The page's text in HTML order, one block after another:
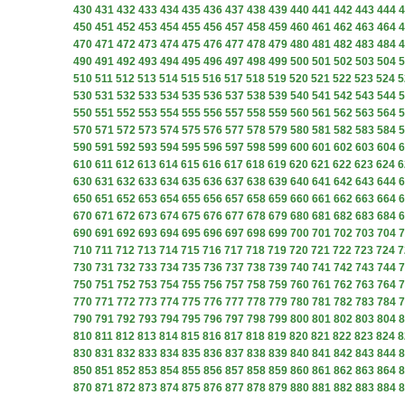
430 431 432 433 434 435 436 437 438 439 440 441 442 443 444
450 451 452 453 454 455 456 457 458 459 460 461 462 463 464
470 471 472 473 474 475 476 477 478 479 480 481 482 483 484
490 491 492 493 494 495 496 497 498 499 500 501 502 503 504
510 511 512 513 514 515 516 517 518 519 520 521 522 523 524
530 531 532 533 534 535 536 537 538 539 540 541 542 543 544
550 551 552 553 554 555 556 557 558 559 560 561 562 563 564
570 571 572 573 574 575 576 577 578 579 580 581 582 583 584
590 591 592 593 594 595 596 597 598 599 600 601 602 603 604
610 611 612 613 614 615 616 617 618 619 620 621 622 623 624
630 631 632 633 634 635 636 637 638 639 640 641 642 643 644
650 651 652 653 654 655 656 657 658 659 660 661 662 663 664
670 671 672 673 674 675 676 677 678 679 680 681 682 683 684
690 691 692 693 694 695 696 697 698 699 700 701 702 703 704
710 711 712 713 714 715 716 717 718 719 720 721 722 723 724
730 731 732 733 734 735 736 737 738 739 740 741 742 743 744
750 751 752 753 754 755 756 757 758 759 760 761 762 763 764
770 771 772 773 774 775 776 777 778 779 780 781 782 783 784
790 791 792 793 794 795 796 797 798 799 800 801 802 803 804
810 811 812 813 814 815 816 817 818 819 820 821 822 823 824
830 831 832 833 834 835 836 837 838 839 840 841 842 843 844
850 851 852 853 854 855 856 857 858 859 860 861 862 863 864
870 871 872 873 874 875 876 877 878 879 880 881 882 883 884